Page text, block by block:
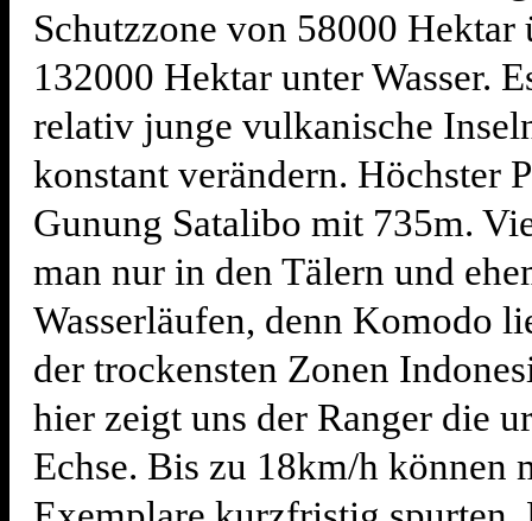
Schutzzone von 58000 Hektar
132000 Hektar unter Wasser.
relativ junge vulkanische
konstant verändern. Höchster
Gunung Satalibo mit 735m.
man nur in den Tälern und
Wasserläufen, denn Komodo
der trockensten Zonen
hier zeigt uns der Ranger die
Echse. Bis zu 18km/h können